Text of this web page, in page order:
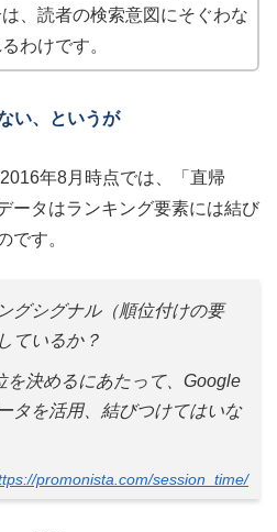
、読者の検索意図にそぐわな
わけです。
い、というが
年8月時点では、「直帰
ータはランキング要素には結び
です。
シグナル（順位付けの要
ているか？
決めるにあたって、Google
タを活用、結びつけてはいな
promonista.com/session_time/